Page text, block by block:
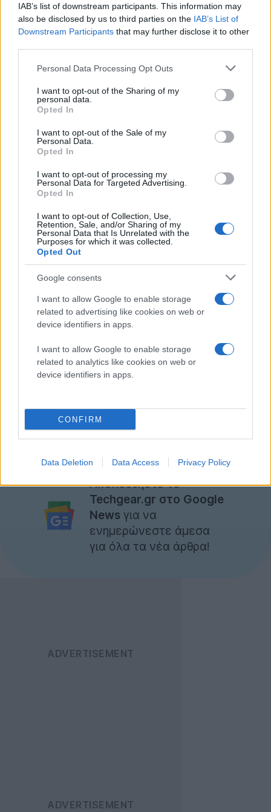
IAB’s list of downstream participants. This information may
also be disclosed by us to third parties on the IAB’s List of
Downstream Participants that may further disclose it to other
Please note that this website/app uses one or more Google
not limited to your visit or usage behaviour. You may click to
grant or deny consent to Google and its third-party tags to
use your data for below specified purposes in below Google
consent section.
Personal Data Processing Opt Outs
I want to opt-out of the Sharing of my
personal data.
Opted In
I want to opt-out of the Sale of my
Personal Data.
Opted In
I want to opt-out of processing my
Personal Data for Targeted Advertising.
Opted In
I want to opt-out of Collection, Use,
Retention, Sale, and/or Sharing of my
Personal Data that Is Unrelated with the
Purposes for which it was collected.
Opted Out
Google consents
I want to allow Google to enable storage
related to advertising like cookies on web or
device identifiers in apps.
I want to allow Google to enable storage
related to analytics like cookies on web or
device identifiers in apps.
CONFIRM
Data Deletion Data Access Privacy Policy
Μία από τις πιο ενδιαφέρουσες αλλαγές είναι ότι στο
εξής οι χρήστες θα μπορούν να απολαμβάνουν τις
ομαδικές τηλεδιασκέψεις τους (video-chat) σε
μεγαλύτερο παράθυρο. Επιπλέον, θα μπορούν να
μοιράζονται σημειώσεις και να εργάζονται
ταυτόχρονα πάνω σε έγγραφα ( Google Docs) ή να
κάνουν κοινή χρήση οθόνης με άλλους χρήστες.
Με άλλα λόγια, στο εξής θα μπορείτε να δείχνετε
στους συνομιλητές σας αυτό που βλέπετε στην οθόνη
του υπολογιστή σας ή να επιλέγετε ένα ανοικτό
παράθυρο και να το προβάλλετε σε όλους τους
Οι νέες λειτουργίες θα λέγαμε ότι κάνουν εμφανείς
Google
δίνοντας του το ρόλο ενός επαγγελματικού,
συνεργατικού εργαλείου.
Ακολουθήστε το
Techgear.gr στο Google
News για να
ενημερώνεστε άμεσα
για όλα τα νέα άρθρα!